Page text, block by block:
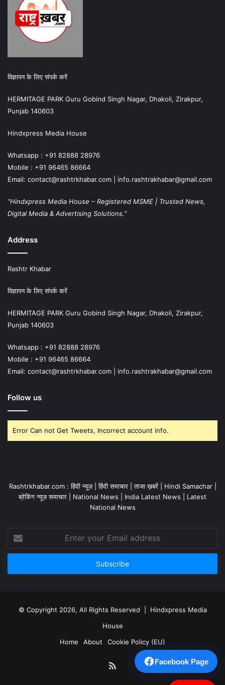
विज्ञापन के लिए संपर्क करें
HERMITAGE PARK Guru Gobind Singh Nagar, Dhakoli, Zirakpur,
Punjab 140603
Hindxpress Media House
Whatsapp : +91 82888 28976
Mobile : +91 96465 86664
Email: contact@rashtrkhabar.com | info.rashtrakhabar@gmail.com
“Hindxpress Media House – Registered MSME | Trusted News,
Digital Media & Advertising Solutions.”
Address
Rashtr Khabar
विज्ञापन के लिए संपर्क करें
HERMITAGE PARK Guru Gobind Singh Nagar, Dhakoli, Zirakpur,
Punjab 140603
Whatsapp : +91 82888 28976
Mobile : +91 96465 86664
Email: contact@rashtrkhabar.com | info.rashtrakhabar@gmail.com
Follow us
Error Can not Get Tweets, Incorrect account info.
Rashtrkhabar.com : हिंदी न्यूज़ | हिंदी समाचार | ताजा ख़बरें | Hindi Samachar |
ब्रेकिंग न्यूज़ समाचार | National News | India Latest News | Latest
National News
your
Email
© Copyright 2026, All Rights Reserved | Hindxpress Media
House
Home
About Cookie Policy (EU)
Facebook Page